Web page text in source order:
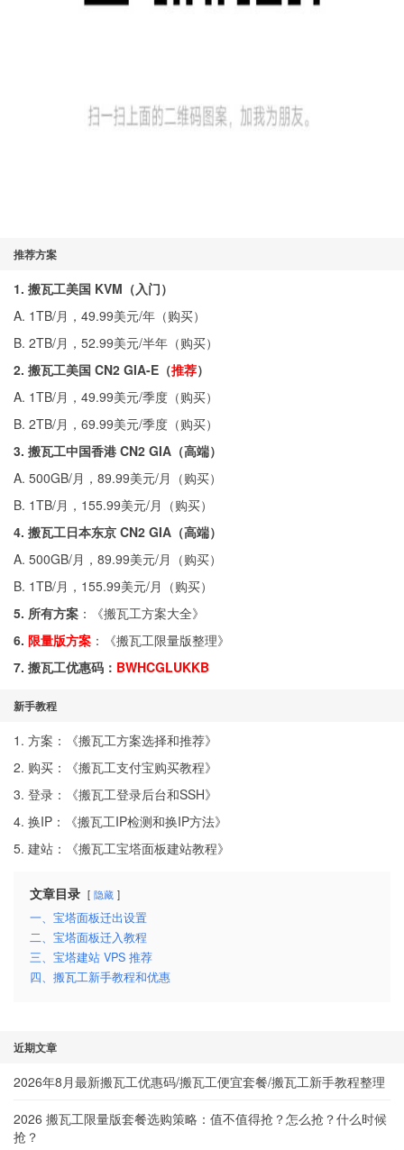
推荐方案
1. 搬瓦工美国 KVM（入门）
A. 1TB/月，49.99美元/年（购买）
B. 2TB/月，52.99美元/半年（购买）
2. 搬瓦工美国 CN2 GIA-E（推荐）
A. 1TB/月，49.99美元/季度（购买）
B. 2TB/月，69.99美元/季度（购买）
3. 搬瓦工中国香港 CN2 GIA（高端）
A. 500GB/月，89.99美元/月（购买）
B. 1TB/月，155.99美元/月（购买）
4. 搬瓦工日本东京 CN2 GIA（高端）
A. 500GB/月，89.99美元/月（购买）
B. 1TB/月，155.99美元/月（购买）
5. 所有方案 ：《搬瓦工方案大全》
6. 限量版方案 ：《搬瓦工限量版整理》
7. 搬瓦工优惠码： BWHCGLUKKB
新手教程
1. 方案：《搬瓦工方案选择和推荐》
2. 购买：《搬瓦工支付宝购买教程》
3. 登录：《搬瓦工登录后台和SSH》
4. 换IP：《搬瓦工IP检测和换IP方法》
5. 建站：《搬瓦工宝塔面板建站教程》
文章目录 隐藏
一、宝塔面板迁出设置
二、宝塔面板迁入教程
三、宝塔建站 VPS 推荐
四、搬瓦工新手教程和优惠
近期文章
2026年8月最新搬瓦工优惠码/搬瓦工便宜套餐/搬瓦工新手教程整理
2026 搬瓦工限量版套餐选购策略：值不值得抢？怎么抢？什么时候
抢？